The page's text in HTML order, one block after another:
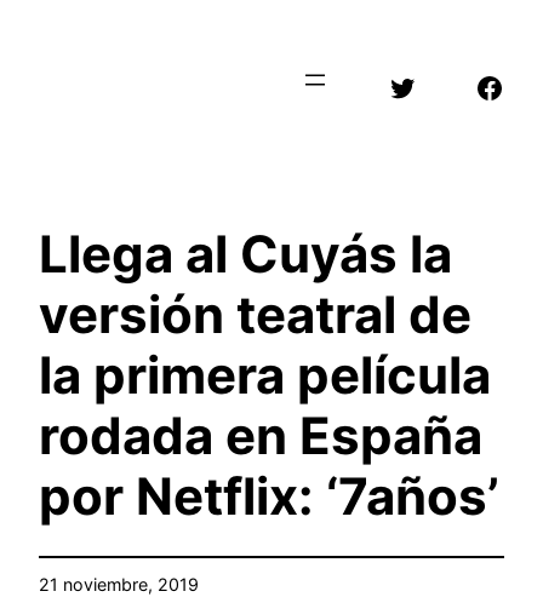
Twitter
Llega al Cuyás la
versión teatral de
la primera película
rodada en España
por Netflix: ‘7años’
21 noviembre, 2019